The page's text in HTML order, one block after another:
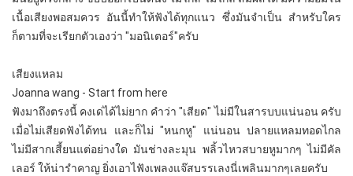
เนื้อเสียงพอสมควร อันนี้ทำให้ฟังได้ทุกแนว ซึ่งมันจำเป็น สำหรับใคร
ก็ตามที่จะเรียกตัวเองว่า "มอนิเตอร์"ครับ
เสียงแหลม
Joanna wang - Start from here
ฟังมาถึงตรงนี้ คงเด่ได้ไม่ยาก คำว่า "เสียด" ไม่มีในสารบบแน่นอน ครับ
เมื่อไม่เสียดฟังได้ทน และก็ไม่ "หนกหู" แน่นอน ปลายแหลมทอดไกล
ไม่มีสากเสี้ยนแต่อย่างใด มันช่างละมุน พลิ้วไหวสบายหูมากๆ ไม่มีคัล
เลอร์ ให้น่ารำคาญ ยิ่งเอาไฟังเพลงแจ๊สบรรเลงนี่เพลินมากๆเลยครับ